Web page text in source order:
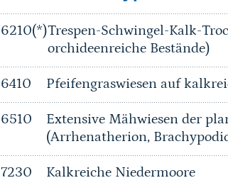
6210(*)Trespen-Schwingel-Kalk-
orchideenreiche Bestände)
6410 Pfeifengraswiesen auf
6510
Extensive Mähwiesen der
(Arrhenatherion,
7230 Kalkreiche Niedermoore